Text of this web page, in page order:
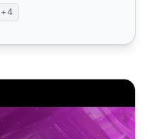
+4
avec le trafic des